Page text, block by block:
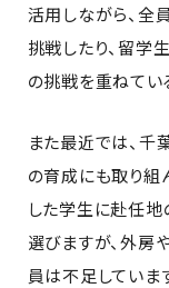
活用しながら、全
挑戦したり、留学
の挑戦を重ねてい
また最近では、千
の育成にも取り組
した学生に赴任地
選びますが、外
員は不足していま